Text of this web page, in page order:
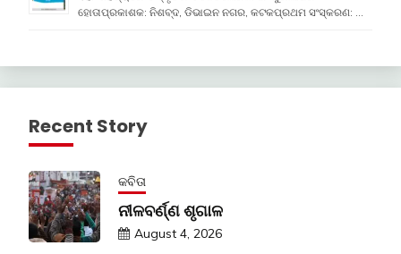
ହୋତାପ୍ରକାଶକ: ନିଶବ୍ଦ, ଡିଭାଇନ ନଗର, କଟକପ୍ରଥମ ସଂସ୍କରଣ: …
Recent Story
କବିତା
ନୀଳବର୍ଣ୍ଣ ଶୃଗାଳ
August 4, 2026